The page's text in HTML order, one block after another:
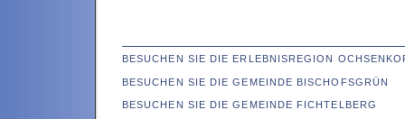
BESUCHEN SIE DIE ERLEBNISREGION
BESUCHEN SIE DIE GEMEINDE BISCHOFSGRÜN
BESUCHEN SIE DIE GEMEINDE FICHTELBERG